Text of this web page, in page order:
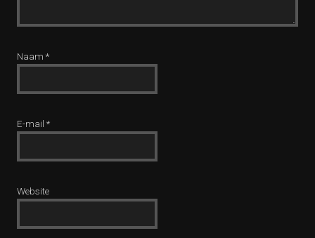
Naam *
E-mail *
Website